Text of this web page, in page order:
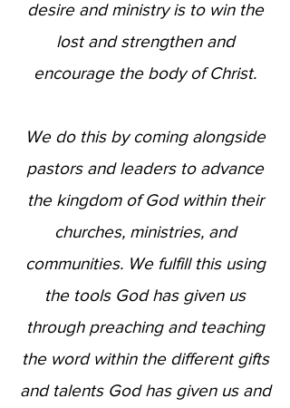
desire and ministry is to win the
lost and strengthen and
encourage the body of Christ.
We do this by coming alongside
pastors and leaders to advance
the kingdom of God within their
churches, ministries, and
communities. We fulfill this using
the tools God has given us
through preaching and teaching
the word within the different gifts
and talents God has given us and